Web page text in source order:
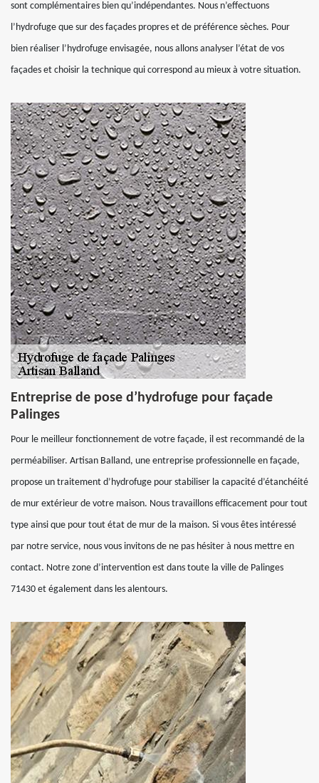
sont complémentaires bien qu’indépendantes. Nous n’effectuons
l’hydrofuge que sur des façades propres et de préférence sèches. Pour
bien réaliser l’hydrofuge envisagée, nous allons analyser l’état de vos
façades et choisir la technique qui correspond au mieux à votre situation.
Entreprise de pose d’hydrofuge pour façade
Palinges
Pour le meilleur fonctionnement de votre façade, il est recommandé de la
perméabiliser. Artisan Balland, une entreprise professionnelle en façade,
propose un traitement d’hydrofuge pour stabiliser la capacité d’étanchéité
de mur extérieur de votre maison. Nous travaillons efficacement pour tout
type ainsi que pour tout état de mur de la maison. Si vous êtes intéressé
par notre service, nous vous invitons de ne pas hésiter à nous mettre en
contact. Notre zone d’intervention est dans toute la ville de Palinges
71430 et également dans les alentours.